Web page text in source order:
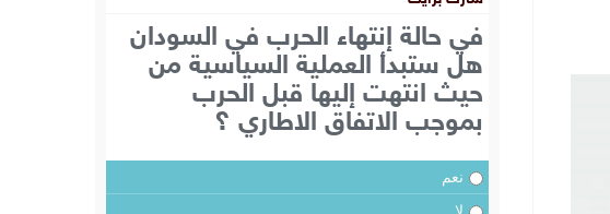
في حالة إنتهاء الحرب في السودان
هل ستبدأ العملية السياسية من
حيث انتهت إليها قبل الحرب
بموجب الاتفاق الاطاري ؟
نعم